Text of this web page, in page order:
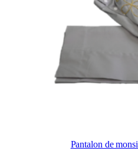
Pantalon de